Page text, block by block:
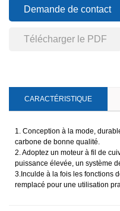
Demande de contact
Télécharger le PDF
CARACTÉRISTIQUE
1. Conception à la mode,
carbone de bonne qualité.
2. Adoptez un moteur à fil de
puissance élevée, un système
3.Inculde à la fois les fonctions
remplacé pour une utilisation